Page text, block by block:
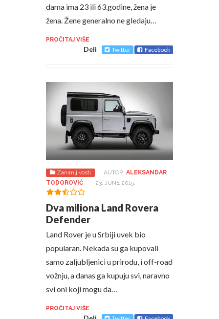
dama ima 23 ili 63.godine, žena je
žena. Žene generalno ne gledaju…
PROČITAJ VIŠE
Deli Twitter Facebook
Zanimljivosti AUTOR: ALEKSANDAR
TODOROVIĆ
- 23. JUNE 2015.
Dva miliona Land Rovera
Defender
Land Rover je u Srbiji uvek bio
popularan. Nekada su ga kupovali
samo zaljubljenici u prirodu, i off-road
vožnju, a danas ga kupuju svi, naravno
svi oni koji mogu da…
PROČITAJ VIŠE